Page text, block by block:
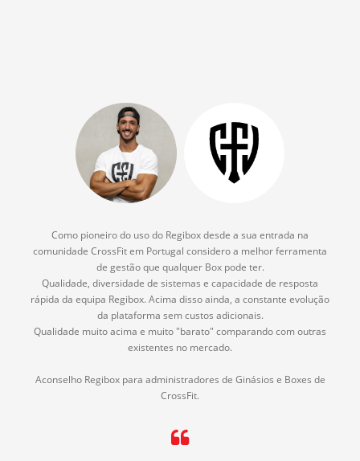
Como pioneiro do uso do Regibox desde a sua entrada na
comunidade CrossFit em Portugal considero a melhor ferramenta
de gestão que qualquer Box pode ter.
Qualidade, diversidade de sistemas e capacidade de resposta
rápida da equipa Regibox. Acima disso ainda, a constante evolução
da plataforma sem custos adicionais.
Qualidade muito acima e muito "barato" comparando com outras
existentes no mercado.
Aconselho Regibox para administradores de Ginásios e Boxes de
CrossFit.